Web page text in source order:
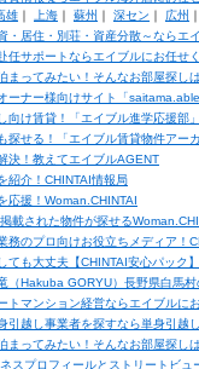
雄｜ 上海｜ 蘇州 ｜ 深セン ｜ 広州 ｜
・居住・別荘・資産分散～ならエ
任サポートならエイブルにお任せ
まってみたい！そんなお部屋探し
ーナー様向けサイト「
向け賃貸！「エイブル進学応援部」
探せる！「エイブル賃貸物件アーカ
決！教えてエイブルAGENT
紹介！CHINTAI情報局
応援！Woman.CHINTAI
載された物件が探せる
務のプロ向けお役立ちメディア！
ても大丈夫【CHINTAI安心パック
（Hakuba GORYU）長野県白馬
トマンション経営ならエイブルに
引越し事業者を探すなら単身引越
まってみたい！そんなお部屋探し
スプロフィールとストリートビュ